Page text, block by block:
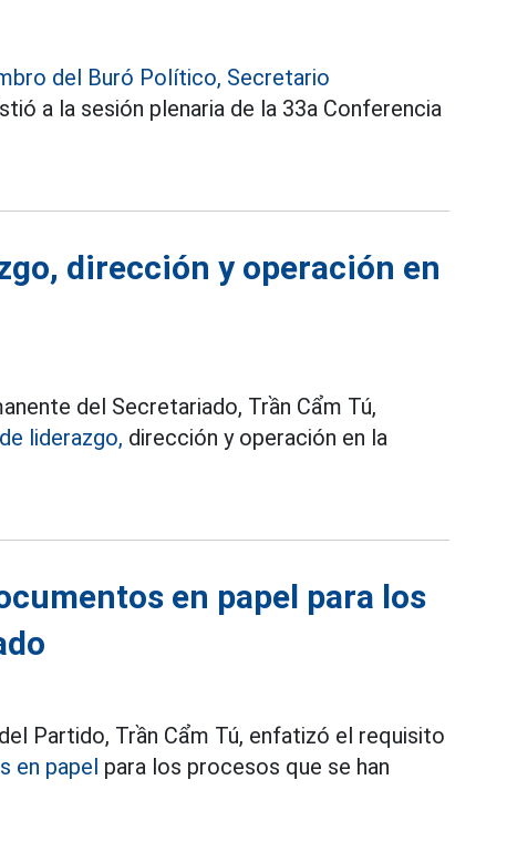
del Buró Político, Secretario
a la sesión plenaria de la 33a Conferencia
dirección y operación en
del Secretariado, Trần Cẩm Tú,
liderazgo, dirección y operación en la
en papel para los
Partido, Trần Cẩm Tú, enfatizó el requisito
en papel para los procesos que se han